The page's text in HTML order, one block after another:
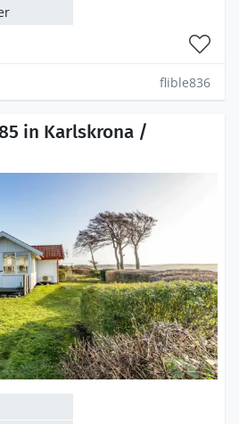
flible836
in Karlskrona /